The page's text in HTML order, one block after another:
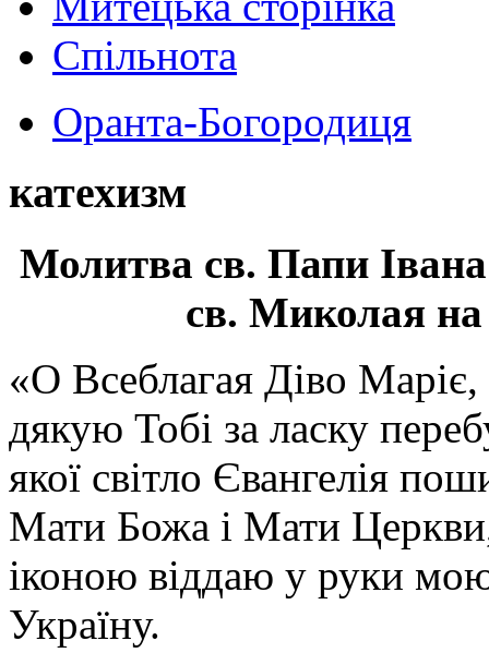
Спільнота
Оранта-Богородиця
катехизм
Молитва св. Папи
св. Миколая на
«О Всеблагая Діво
дякую Тобі за ласку
якої світло Євангелія
Мати Божа і Мати
іконою віддаю у руки
Україну.